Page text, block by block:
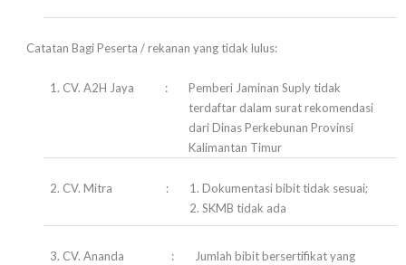
Catatan Bagi Peserta / rekanan yang tidak lulus:
1. CV. A2H Jaya :
Pemberi Jaminan Suply tidak
terdaftar dalam surat rekomendasi
dari Dinas Perkebunan Provinsi
Kalimantan Timur
2. CV. Mitra :
1. Dokumentasi bibit tidak sesuai;
2. SKMB tidak ada
3. CV. Ananda
:
Jumlah bibit bersertifikat yang